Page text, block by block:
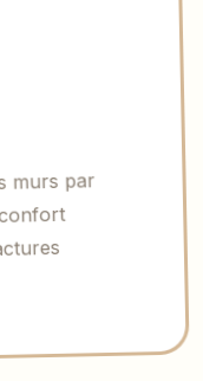
murs par